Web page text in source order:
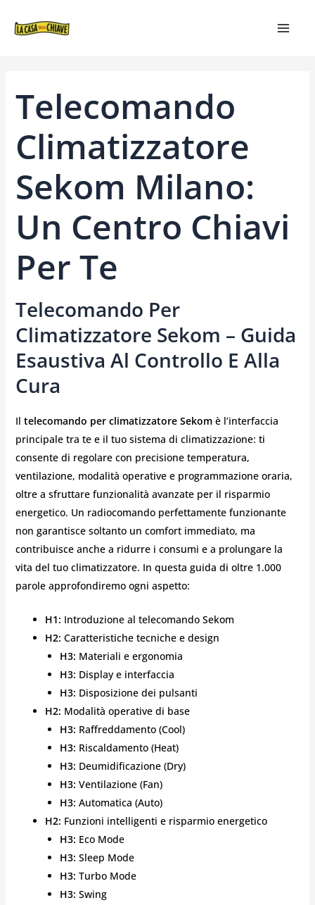
Telecomando
Climatizzatore
Sekom Milano:
Un Centro Chiavi
Per Te
Telecomando Per
Climatizzatore Sekom – Guida
Esaustiva Al Controllo E Alla
Cura
Il telecomando per climatizzatore Sekomè l’interfaccia
principale tra te e il tuo sistema di climatizzazione: ti
consente di regolare con precisione temperatura,
ventilazione, modalità operative e programmazione oraria,
oltre a sfruttare funzionalità avanzate per il risparmio
energetico. Un radiocomando perfettamente funzionante
non garantisce soltanto un comfort immediato, ma
contribuisce anche a ridurre i consumi e a prolungare la
vita del tuo climatizzatore. In questa guida di oltre 1.000
parole approfondiremo ogni aspetto:
H1: Introduzione al telecomando Sekom
H2: Caratteristiche tecniche e design
H3: Materiali e ergonomia
H3: Display e interfaccia
H3: Disposizione dei pulsanti
H2: Modalità operative di base
H3: Raffreddamento (Cool)
H3: Riscaldamento (Heat)
H3: Deumidificazione (Dry)
H3: Ventilazione (Fan)
H3: Automatica (Auto)
H2: Funzioni intelligenti e risparmio energetico
H3: Eco Mode
H3: Sleep Mode
H3: Turbo Mode
H3: Swing
ARTICOLI